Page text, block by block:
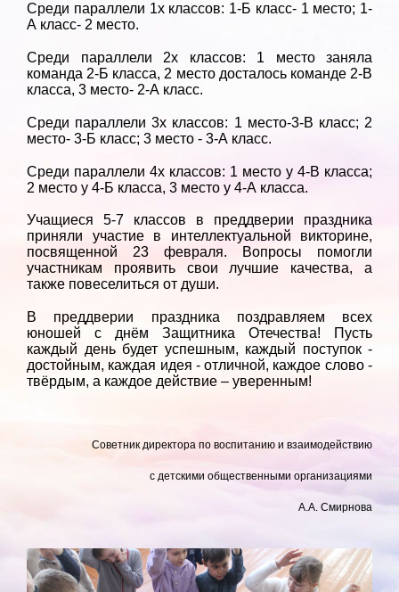
Среди параллели 1х классов: 1-Б класс- 1 место; 1-
А класс- 2 место.
Среди параллели 2х классов: 1 место заняла
команда 2-Б класса, 2 место досталось команде 2-В
класса, 3 место- 2-А класс.
Среди параллели 3х классов: 1 место-3-В класс; 2
место- 3-Б класс; 3 место - 3-А класс.
Среди параллели 4х классов: 1 место у 4-В класса;
2 место у 4-Б класса, 3 место у 4-А класса.
Учащиеся 5-7 классов в преддверии праздника
приняли участие в интеллектуальной викторине,
посвященной 23 февраля. Вопросы помогли
участникам проявить свои лучшие качества, а
также повеселиться от души.
В преддверии праздника поздравляем всех
юношей с днём Защитника Отечества! Пусть
каждый день будет успешным, каждый поступок -
достойным, каждая идея - отличной, каждое слово -
твёрдым, а каждое действие – уверенным!
Советник директора по воспитанию и взаимодействию
с детскими общественными организациями
А.А. Смирнова